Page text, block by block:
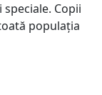
Copii
populația